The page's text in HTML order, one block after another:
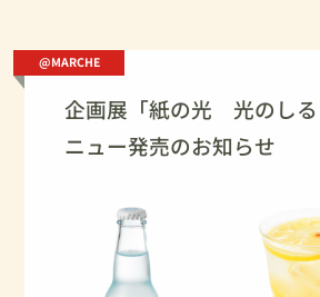
@MARCHE
企画展「紙の光 光のしる
ニュー発売のお知らせ